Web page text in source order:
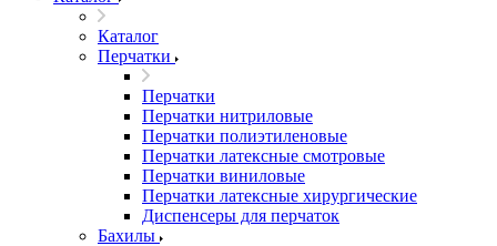
Каталог
Перчатки
Перчатки
Перчатки нитриловые
Перчатки полиэтиленовые
Перчатки латексные смотровые
Перчатки виниловые
Перчатки латексные хирургические
Диспенсеры для перчаток
Бахилы